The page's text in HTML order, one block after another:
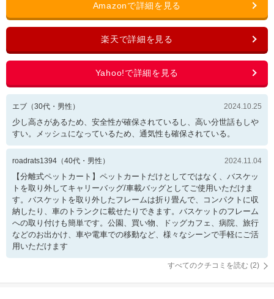
エブ （30代・ 男性 ） 2024.10.25
少し高さがあるため、安全性が確保されているし、高い分世話もしや
すい。メッシュになっているため、通気性も確保されている。
roadrats1394 （40代・ 男性 ） 2024.11.04
【分離式ペットカート】ペットカートだけとしてではなく、バスケッ
トを取り外してキャリーバッグ/車載バッグとしてご使用いただけま
す。バスケットを取り外したフレームは折り畳んで、コンパクトに収
納したり、車のトランクに載せたりできます。バスケットのフレーム
への取り付けも簡単です。公園、買い物、ドッグカフェ、病院、旅行
などのお出かけ、車や電車での移動など、様々なシーンで手軽にご活
用いただけます
すべてのクチコミを読む (2)